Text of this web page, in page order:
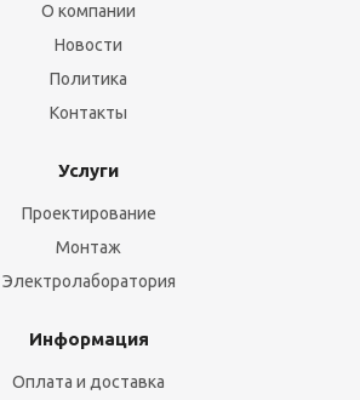
О компании
Новости
Политика
Контакты
Услуги
Проектирование
Монтаж
Электролаборатория
Информация
Оплата и доставка